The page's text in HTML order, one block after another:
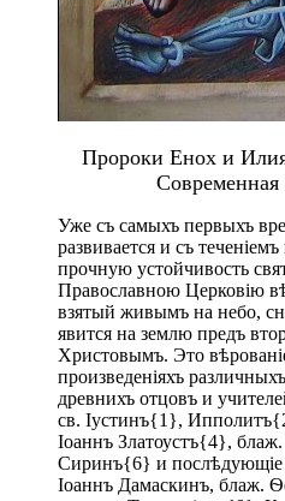
Пророки Енох и
Современная
Уже съ самыхъ первыхъ
развивается и съ
прочную устойчивость
Православною Церковію
взятый живымъ на небо,
явится на землю предъ
Христовымъ. Это
произведеніяхъ
древнихъ отцовъ и
св. Іустинъ{1},
Iоаннъ Златоустъ{4},
Сиринъ{6} и послѣдующіе
Iоаннъ Дамаскинъ, блаж.